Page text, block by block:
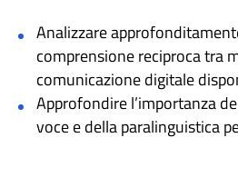
Analizzare
comprensione reciproca tra
comunicazione digitale
Approfondire l’importanza
voce e della paralinguistica